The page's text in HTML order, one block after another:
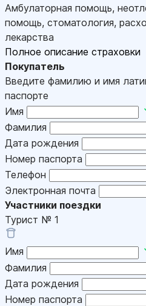
Амбулаторная помощь,
помощь, стоматология,
лекарства
Полное описание страховки
Покупатель
Введите фамилию и имя
паспорте
Имя
Фамилия
Дата рождения
Номер паспорта
Телефон
Электронная почта
Участники поездки
Турист № 1
Имя
Фамилия
Дата рождения
Номер паспорта